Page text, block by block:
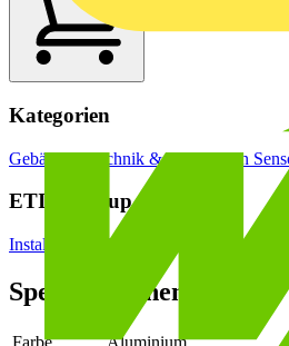
Kategorien
Gebäudeleittechnik & Automation
ETIM Group
Installationsschalterprogramme/
Spezifikationen
Farbe
Aluminium